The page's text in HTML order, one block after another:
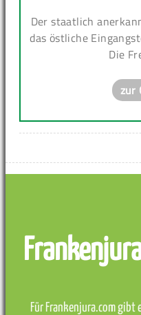
Der staatlich
das östliche
Die
zur
Für Frankenjura.com gibt